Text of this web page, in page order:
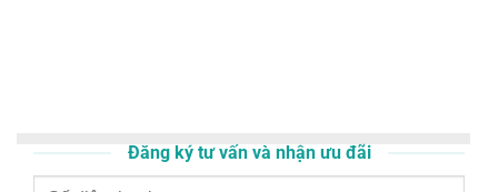
Đăng ký tư vấn và nhận ưu đãi